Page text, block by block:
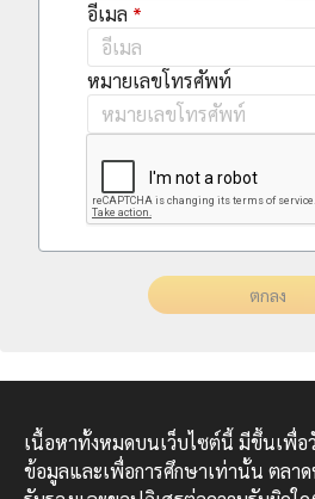
อีเมล
หมายเลขโทรศัพท์
ตกลง
เนื้อหาทั้งหมดบนเว็บไซต์นี้ มีขึ้นเพื่อ
ข้อมูลและเพื่อการศึกษาเท่านั้น ตลา